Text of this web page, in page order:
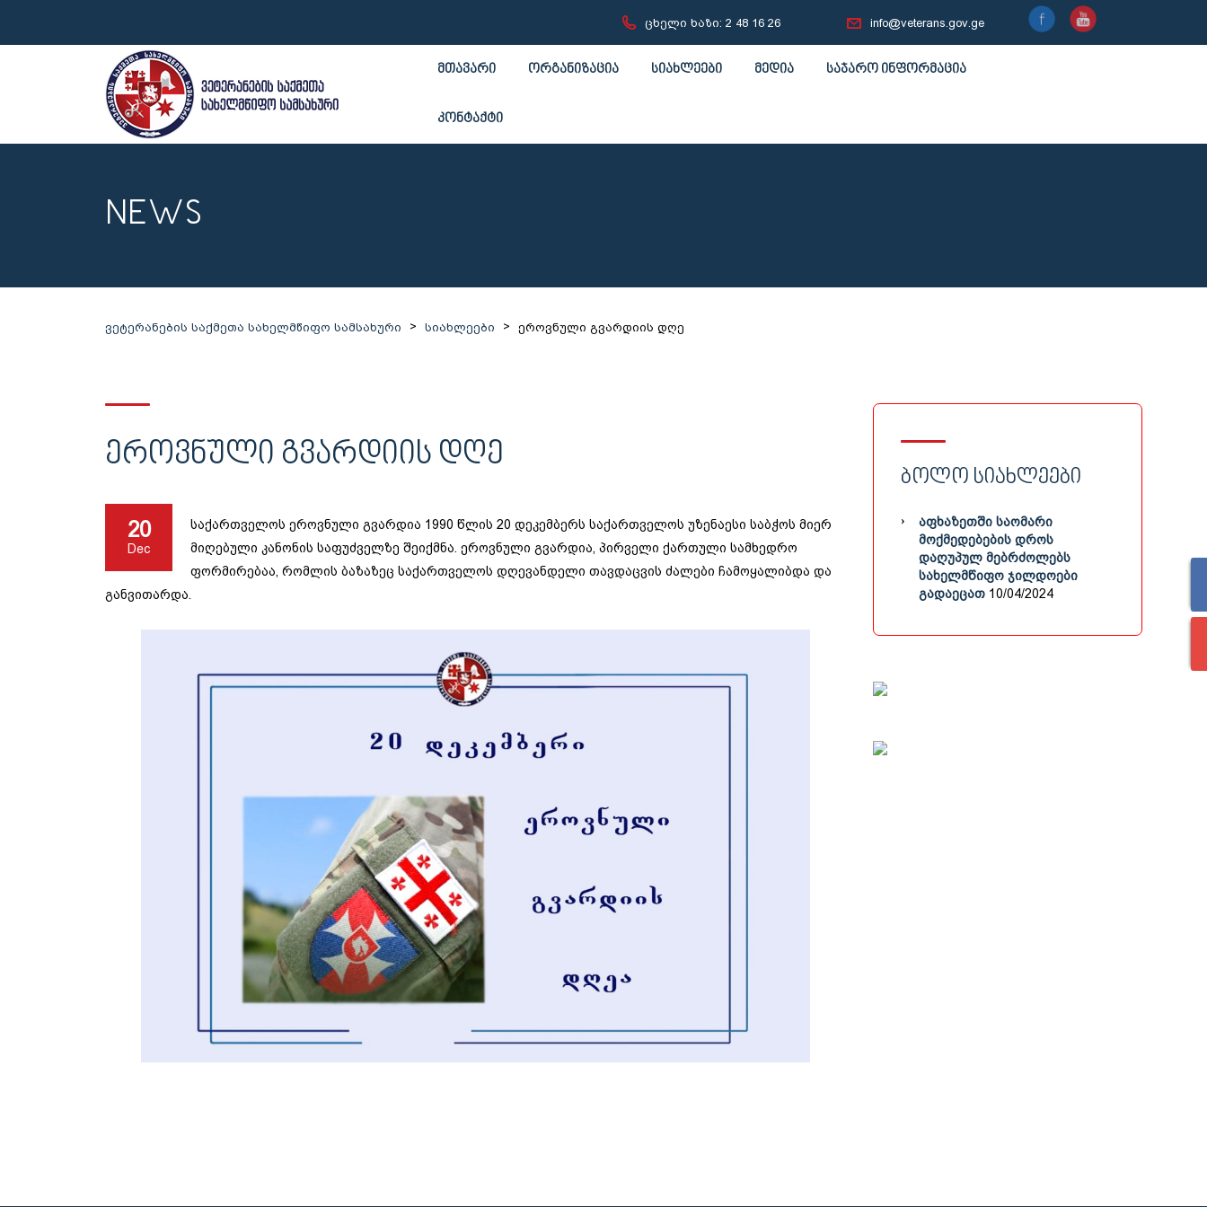
ცხელი ხაზი: 2 48 16 26 info@veterans.gov.ge
მთავარი ორგანიზაცია სიახლეები მედია საჯარო ინფორმაცია
კონტაქტი
NEWS
ვეტერანების საქმეთა სახელმწიფო სამსახური > სიახლეები > ეროვნული გვარდიის დღე
ᲔᲠᲝᲕᲜᲣᲚᲘ ᲒᲕᲐᲠᲓᲘᲘᲡ ᲓᲦᲔ
20
Dec
საქართველოს ეროვნული გვარდია 1990 წლის 20 დეკემბერს საქართველოს უზენაესი საბჭოს მიერ
მიღებული კანონის საფუძველზე შეიქმნა. ეროვნული გვარდია, პირველი ქართული სამხედრო
ფორმირებაა, რომლის ბაზაზეც საქართველოს დღევანდელი თავდაცვის ძალები ჩამოყალიბდა და
განვითარდა.
ᲑᲝᲚᲝ ᲡᲘᲐᲮᲚᲔᲔᲑᲘ
ᲐᲤᲮᲐᲖᲔᲗᲨᲘ ᲡᲐᲝᲛᲐᲠᲘ
ᲛᲝᲥᲛᲔᲓᲔᲑᲔᲑᲘᲡ ᲓᲠᲝᲡ
ᲓᲐᲦᲣᲞᲣᲚ ᲛᲔᲑᲠᲫᲝᲚᲔᲑᲡ
ᲡᲐᲮᲔᲚᲛᲬᲘᲤᲝ ᲯᲘᲚᲓᲝᲔᲑᲘ
ᲒᲐᲓᲐᲔᲪᲐᲗ 10/04/2024